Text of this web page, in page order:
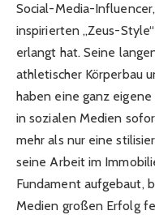
Social-Media-
inspirierten „Zeus-
erlangt hat. Seine
athletischer Körperbau
haben eine ganz
in sozialen Medien
mehr als nur eine
seine Arbeit im
Fundament aufgebaut,
Medien großen Erfolg